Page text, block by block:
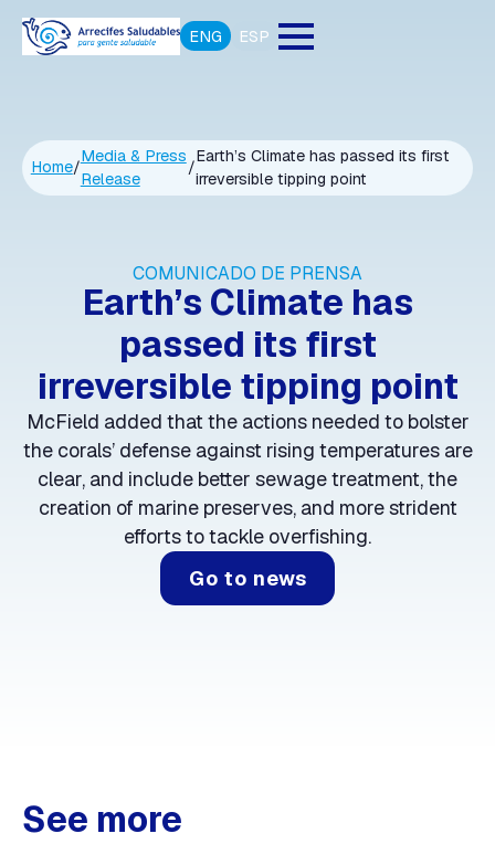
ENG ESP
Home/
Media & Press
Release
/
Earth’s Climate has passed its first
irreversible tipping point
COMUNICADO DE PRENSA
Earth’s Climate has
passed its first
irreversible tipping point
McField added that the actions needed to bolster
the corals’ defense against rising temperatures are
clear, and include better sewage treatment, the
creation of marine preserves, and more strident
efforts to tackle overfishing.
Go to news
See more